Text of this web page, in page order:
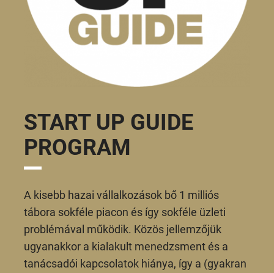
START UP GUIDE
PROGRAM
A kisebb hazai vállalkozások bő 1 milliós
tábora sokféle piacon és így sokféle üzleti
problémával működik. Közös jellemzőjük
ugyanakkor a kialakult menedzsment és a
tanácsadói kapcsolatok hiánya, így a (gyakran